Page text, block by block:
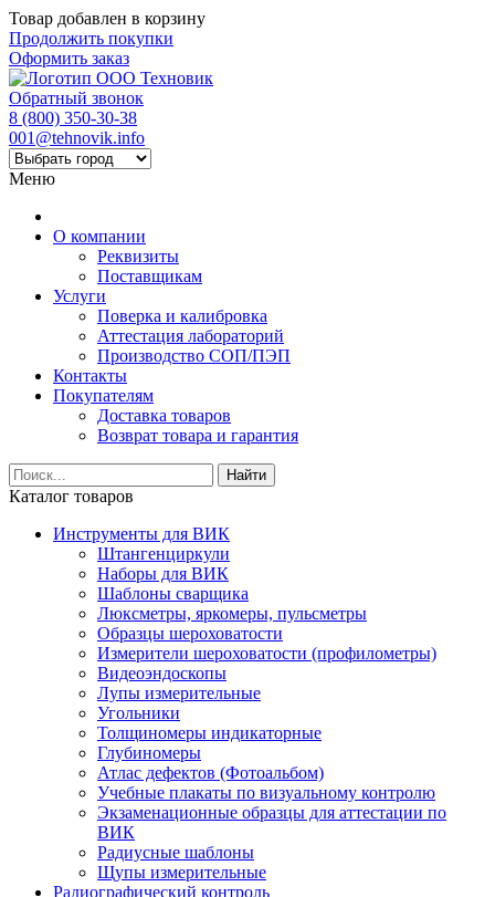
Товар добавлен в корзину
Продолжить покупки
Оформить заказ
Обратный звонок
8 (800) 350-30-38
001@tehnovik.info
Меню
О компании
Реквизиты
Поставщикам
Услуги
Поверка и калибровка
Аттестация лабораторий
Производство СОП/ПЭП
Контакты
Покупателям
Доставка товаров
Возврат товара и гарантия
Найти
Каталог товаров
Инструменты для ВИК
Штангенциркули
Наборы для ВИК
Шаблоны сварщика
Люксметры, яркомеры, пульсметры
Образцы шероховатости
Измерители шероховатости (профилометры)
Видеоэндоскопы
Лупы измерительные
Угольники
Толщиномеры индикаторные
Глубиномеры
Атлас дефектов (Фотоальбом)
Учебные плакаты по визуальному контролю
Экзаменационные образцы для аттестации по
ВИК
Радиусные шаблоны
Щупы измерительные
Радиографический контроль